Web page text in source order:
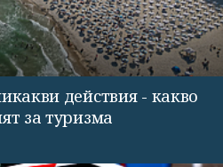
действия - какво
за туризма